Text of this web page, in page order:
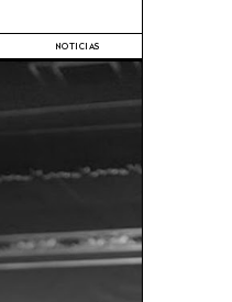
NOTICIAS